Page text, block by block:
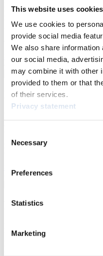
This website uses cookies
We use cookies to
provide social media
We also share
our social media,
may combine it with other
provided to them or that
of their services.
Privacy statement
Selection
Necessary
Preferences
Statistics
Marketing
Hier finden Sie Informationen
haben Zugriff auf
Wettkämpfen. Außerdem
beantragen, die Grundregeln
allgemeine Neuigkeiten
>> Weiter
Für Nationale
Ausschreibungen für
Für Ausrichter
Hier können Sie das aktuelle
Wettkämpfen, Anti-Doping und
Kontaktpersonen für